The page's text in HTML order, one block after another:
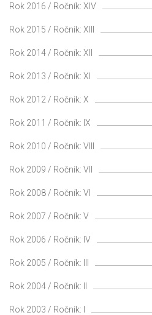
Rok 2016 / Ročník: XIV
Rok 2015 / Ročník: XIII
Rok 2014 / Ročník: XII
Rok 2013 / Ročník: XI
Rok 2012 / Ročník: X
Rok 2011 / Ročník: IX
Rok 2010 / Ročník: VIII
Rok 2009 / Ročník: VII
Rok 2008 / Ročník: VI
Rok 2007 / Ročník: V
Rok 2006 / Ročník: IV
Rok 2005 / Ročník: III
Rok 2004 / Ročník: II
Rok 2003 / Ročník: I